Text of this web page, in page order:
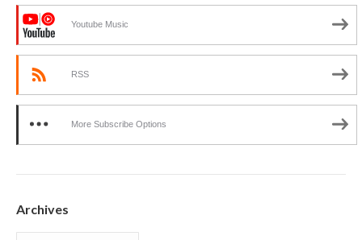
Youtube Music
RSS
More Subscribe Options
Archives